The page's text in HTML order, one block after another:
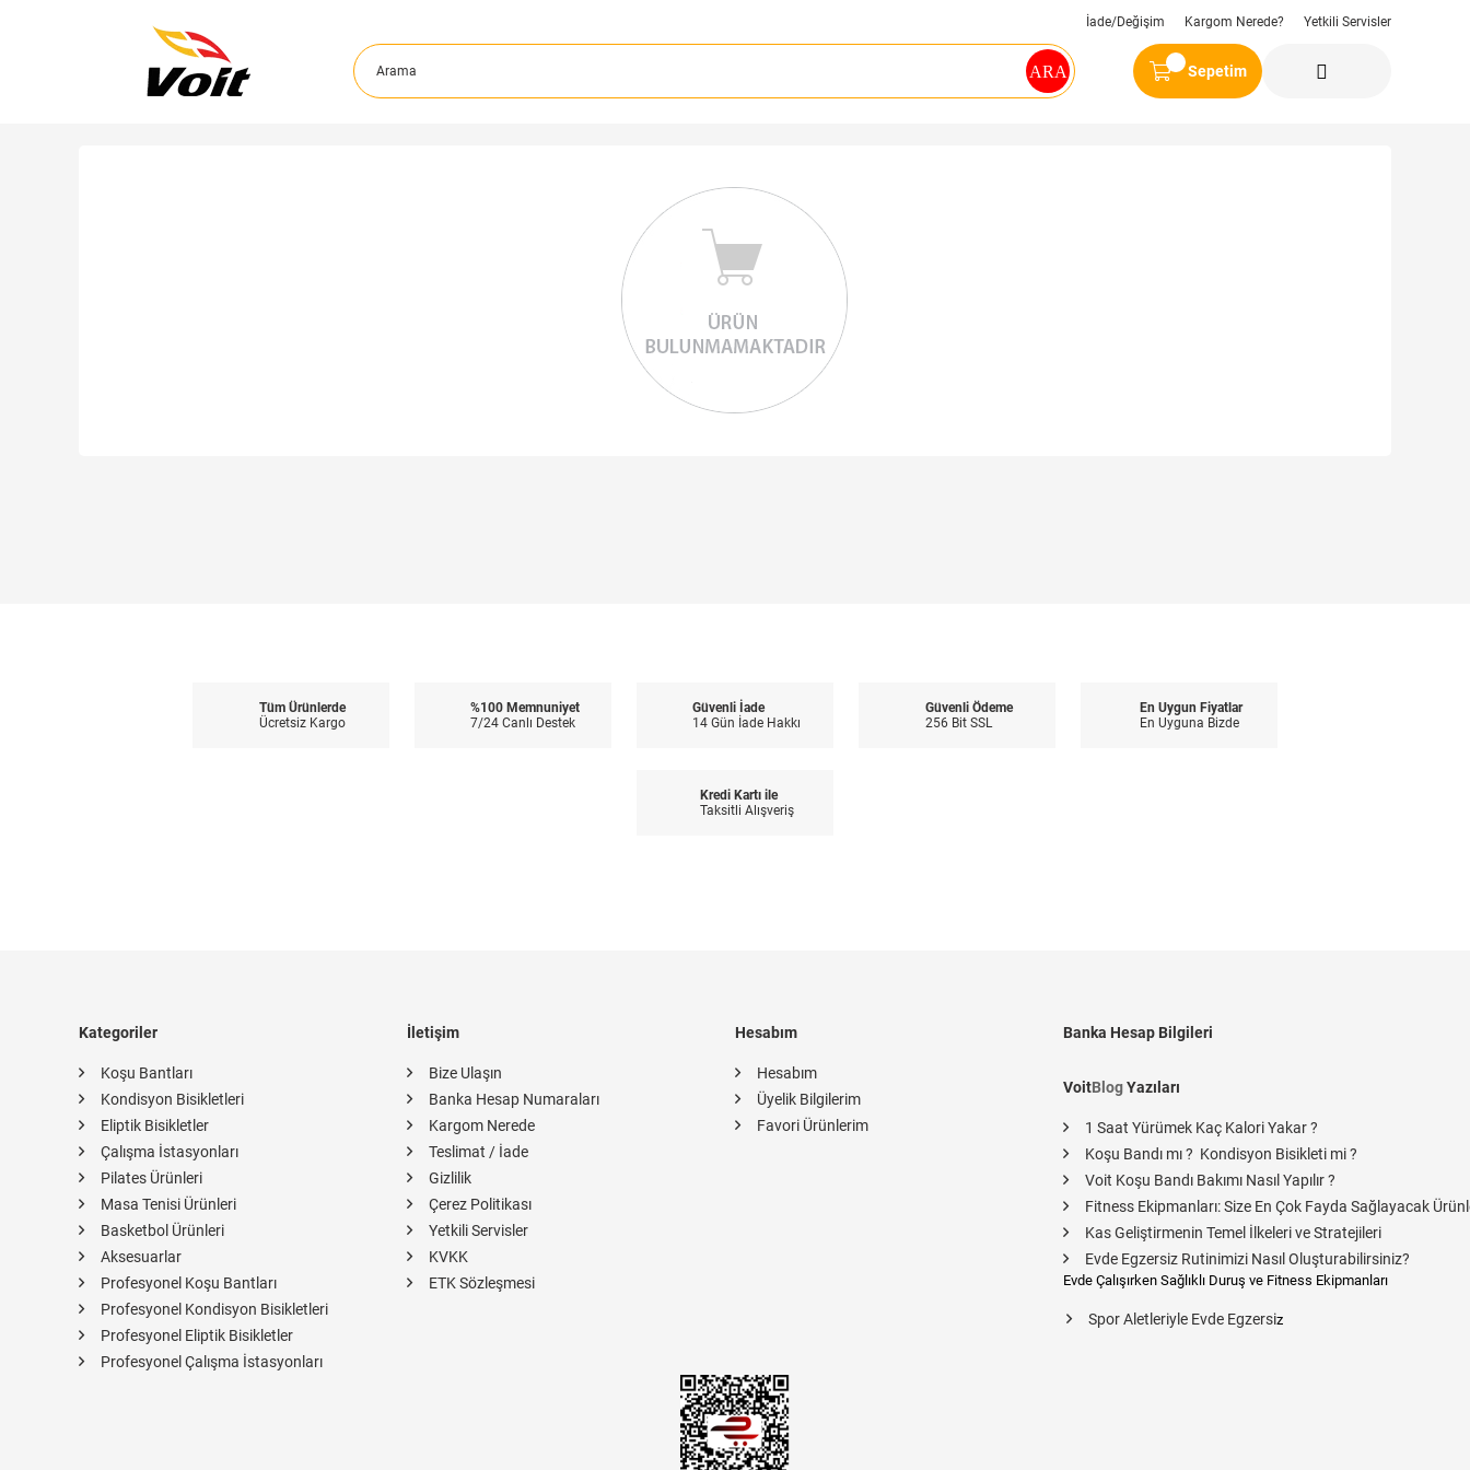
İade/Değişim Kargom Nerede? Yetkili Servisler
Sepetim
Tüm Ürünlerde
Ücretsiz Kargo
%100 Memnuniyet
7/24 Canlı Destek
Güvenli İade
14 Gün İade Hakkı
Güvenli Ödeme
256 Bit SSL
En Uygun Fiyatlar
En Uyguna Bizde
Kredi Kartı ile
Taksitli Alışveriş
Kategoriler
Koşu Bantları
Kondisyon Bisikletleri
Eliptik Bisikletler
Çalışma İstasyonları
Pilates Ürünleri
Masa Tenisi Ürünleri
Basketbol Ürünleri
Aksesuarlar
Profesyonel Koşu Bantları
Profesyonel Kondisyon Bisikletleri
Profesyonel Eliptik Bisikletler
Profesyonel Çalışma İstasyonları
İletişim
Bize Ulaşın
Banka Hesap Numaraları
Kargom Nerede
Teslimat / İade
Gizlilik
Çerez Politikası
Yetkili Servisler
KVKK
ETK Sözleşmesi
Hesabım
Hesabım
Üyelik Bilgilerim
Favori Ürünlerim
Banka Hesap Bilgileri
VoitBlogYazıları
1 Saat Yürümek Kaç Kalori Yakar ?
Koşu Bandı mı ? Kondisyon Bisikleti mi ?
Voit Koşu Bandı Bakımı Nasıl Yapılır ?
Fitness Ekipmanları: Size En Çok Fayda Sağlayacak
Kas Geliştirmenin Temel İlkeleri ve Stratejileri
Evde Egzersiz Rutinimizi Nasıl Oluşturabilirsiniz?
Evde Çalışırken Sağlıklı Duruş ve Fitness Ekipmanları
Spor Aletleriyle Evde Egzersiz